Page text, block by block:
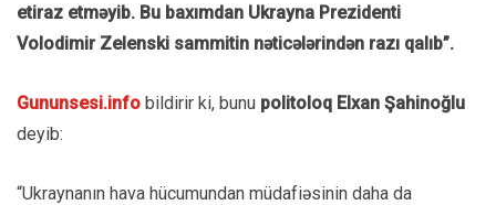
etiraz etməyib. Bu baxımdan Ukrayna Prezidenti
Volodimir Zelenski sammitin nəticələrindən razı qalıb”.
Gununsesi.info bildirir ki, bunu politoloq Elxan Şahinoğlu
deyib:
“Ukraynanın hava hücumundan müdafiəsinin daha da